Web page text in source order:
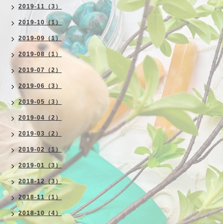
2019-11（3）
2019-10（1）
2019-09（1）
2019-08（1）
2019-07（2）
2019-06（3）
2019-05（3）
2019-04（2）
2019-03（2）
2019-02（1）
2019-01（3）
2018-12（3）
2018-11（1）
2018-10（4）